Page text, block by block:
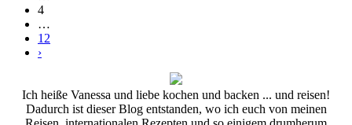
4
…
12
›
Ich heiße Vanessa und liebe kochen und backen ... und reisen!
Dadurch ist dieser Blog entstanden, wo ich euch von meinen